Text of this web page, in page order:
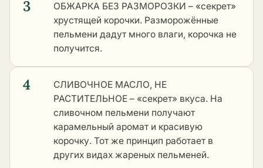
3
ОБЖАРКА БЕЗ РАЗМОРОЗКИ – «секрет»
хрустящей корочки. Разморожённые
пельмени дадут много влаги, корочка не
получится.
4
СЛИВОЧНОЕ МАСЛО, НЕ
РАСТИТЕЛЬНОЕ – «секрет» вкуса. На
сливочном пельмени получают
карамельный аромат и красивую
корочку. Тот же принцип работает в
других видах жареных пельменей.